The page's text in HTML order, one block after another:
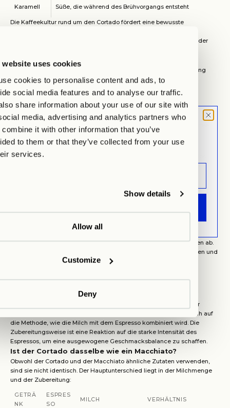
website uses cookies
cookies to personalise content and ads, to
social media features and to analyse our traffic.
share information about your use of our site with
media, advertising and analytics partners who
it with other information that you’ve
to them or that they’ve collected from your use
services.
Show details
Allow all
Customize
Deny
Karamell Süße, die während des Brühvorgangs entsteht
Die Kaffeekultur rund um den Cortado fördert eine bewusste
respektvollem Handwerk, hochwertigen Zutaten und ansprechender
Beste Begleitung zum Cortado
Die ideale Begleitung zum Cortado kann die Geschmackserfahrung
erheblich bereichern. Häufige Begleitmöglichkeiten sind:
BEGLEIT
ARTIKEL
Gebäck
Croissants, Muffins oder Kekse, die gut mit dem Kaffee
harmonieren
Schokola
Ein frisch geschnittenes Obst, wie Äpfel oder Beeren,
Espresso bietet einen interessanten Kontrast
Die Auswahl der Begleitungen hängt oft von persönlichen Vorlieben ab.
Die richtige Kombination kann das Erlebnis eines Cortados vertiefen und
eine perfekte Kaffeepause gestalten.
Der Cortado hat seine Wurzeln in Spanien und ist ein beliebtes
Kaffeegetränk in verschiedenen spanischsprachigen Ländern. Der
Begriff „Cortado“ bedeutet wörtlich „geschnitten“ und bezieht sich auf
die Methode, wie die Milch mit dem Espresso kombiniert wird. Die
Zubereitungsweise ist eine Reaktion auf die starke Intensität des
Espressos, um eine ausgewogene Geschmacksbalance zu schaffen.
Ist der Cortado dasselbe wie ein Macchiato?
Obwohl der Cortado und der Macchiato ähnliche Zutaten verwenden,
sind sie nicht identisch. Der Hauptunterschied liegt in der Milchmenge
und der Zubereitung:
GETRÄ
NK
ESPRES
SO
MILCH VERHÄLTNIS
MOOD LETTER
Sign up and don't miss any launches,
updates & specials.